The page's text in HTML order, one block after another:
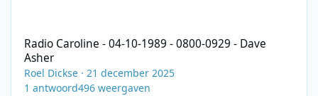
Radio Caroline - 04-10-1989 - 0800-0929 - Dave
Asher
Roel Dickse · 21 december 2025
1 antwoord496 weergaven